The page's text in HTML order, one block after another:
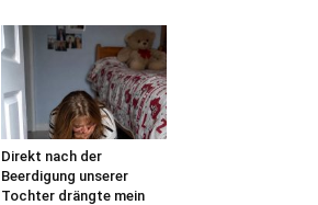
Direkt nach der
Beerdigung unserer
Tochter drängte mein